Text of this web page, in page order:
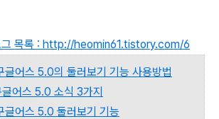
목록 : http://heomin61.tistory.com/6
어스 5.0의 둘러보기 기능 사용방법
어스 5.0 소식 3가지
어스 5.0 둘러보기 기능